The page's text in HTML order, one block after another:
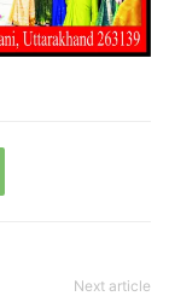
Next article